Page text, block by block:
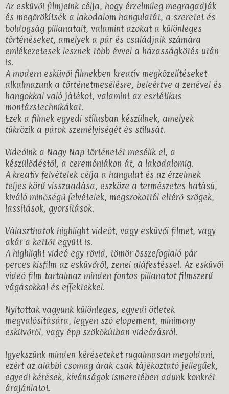
Az esküvői filmjeink célja, hogy érzelmileg megragadják
és megörökítsék a lakodalom hangulatát, a szeretet és
boldogság pillanatait, valamint azokat a különleges
történéseket, amelyek a pár és családjaik számára
emlékezetesek lesznek több évvel a házasságkötés után
is.
A modern esküvői filmekben kreatív megközelítéseket
alkalmazunk a történetmesélésre, beleértve a zenével és
hangokkal való játékot, valamint az esztétikus
montázstechnikákat.
Ezek a filmek egyedi stílusban készülnek, amelyek
tükrözik a párok személyiségét és stílusát.
Videóink a Nagy Nap történetét mesélik el, a
készülődéstől, a ceremóniákon át, a lakodalomig.
A kreatív felvételek célja a hangulat és az érzelmek
teljes körű visszaadása, eszköze a természetes hatású,
kiváló minőségű felvételek, megszokottól eltérő szögek,
lassítások, gyorsítások.
Választhatok highlight videót, vagy esküvői filmet, vagy
akár a kettőt együtt is.
A highlight videó egy rövid, tömör összefoglaló pár
perces kisfilm az esküvőről, zenei aláfestéssel. Az esküvői
videó film tartalmaz minden fontos pillanatot filmszerű
vágásokkal és effektekkel.
Nyitottak vagyunk különleges, egyedi ötletek
megvalósítására, legyen szó elopement, minimony
esküvőről, vagy épp szökőkútban videózásról.
Igyekszünk minden kéréseteket rugalmasan megoldani,
ezért az alábbi csomag árak csak tájékoztató jellegűek,
egyedi kérések, kívánságok ismeretében adunk konkrét
árajánlatot.